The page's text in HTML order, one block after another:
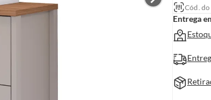
Cód.
Entrega